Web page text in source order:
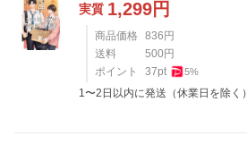
実質 1,299円
商品価格 836円
送料
500円
ポイント
37pt 5%
1〜2日以内に発送（休業日を除く）